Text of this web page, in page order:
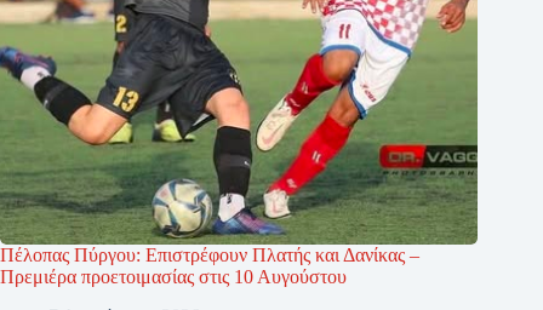
Πέλοπας Πύργου: Επιστρέφουν Πλατής και Δανίκας –
Πρεμιέρα προετοιμασίας στις 10 Αυγούστου